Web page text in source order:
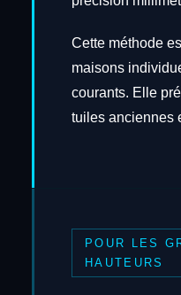
Cette méthode
maisons
courants. Elle
tuiles anciennes
POUR LES
HAUTEURS